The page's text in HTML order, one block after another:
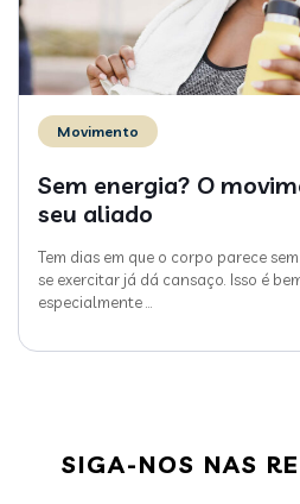
Movimento
Sem energia? O
seu aliado
Tem dias em que o corpo parece
se exercitar já dá cansaço. Isso é
especialmente
SIGA-NOS NAS